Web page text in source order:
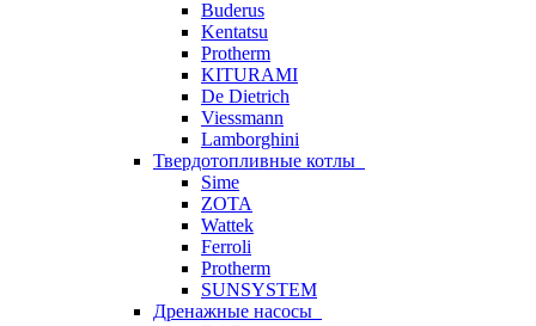
Buderus
Kentatsu
Protherm
KITURAMI
De Dietrich
Viessmann
Lamborghini
Твердотопливные котлы
Sime
ZOTA
Wattek
Ferroli
Protherm
SUNSYSTEM
Дренажные насосы